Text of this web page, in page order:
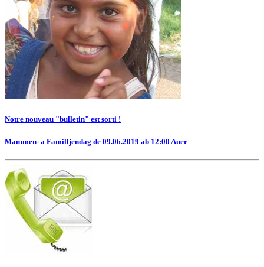
Notre nouveau "bulletin" est sorti !
Mammen- a Familljendag de 09.06.2019 ab 12:00 Auer